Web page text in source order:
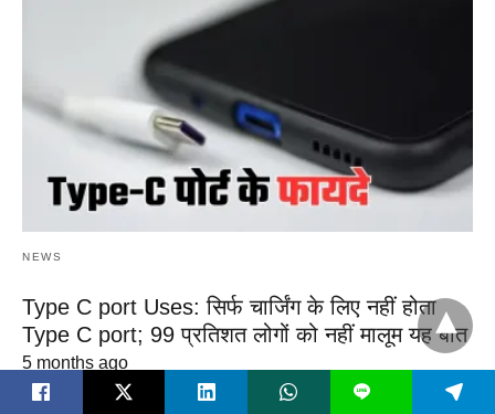
NEWS
Type C port Uses: सिर्फ चार्जिंग के लिए नहीं होता
Type C port; 99 प्रतिशत लोगों को नहीं मालूम यह बात
5 months ago
L